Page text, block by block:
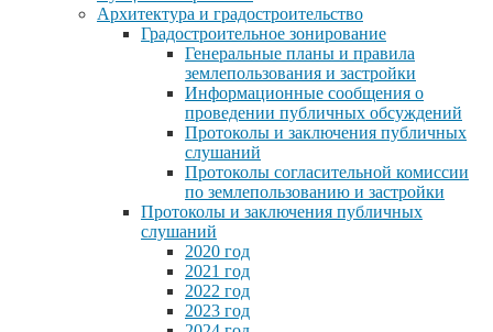
Архитектура и градостроительство
Градостроительное зонирование
Генеральные планы и правила
землепользования и застройки
Информационные сообщения о
проведении публичных обсуждений
Протоколы и заключения публичных
слушаний
Протоколы согласительной комиссии
по землепользованию и застройки
Протоколы и заключения публичных
слушаний
2020 год
2021 год
2022 год
2023 год